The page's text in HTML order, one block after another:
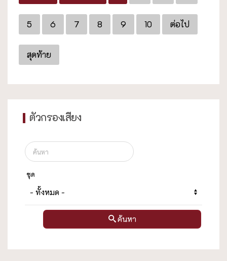
5 6 7 8 9 10 ต่อไป
สุดท้าย
ตัวกรองเสียง
ชุด
ค้นหา